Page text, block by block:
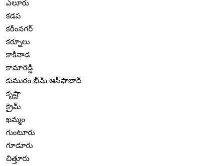
ఎలూరు
కడప
కరీంనగర్
కర్నూలు
కాకినాడ
కామారెడ్డి
కుమురం భీమ్ ఆసిఫాబాద్
కృష్ణా
క్రైమ్
ఖమ్మం
గుంటూరు
గూడూరు
చిత్తూరు